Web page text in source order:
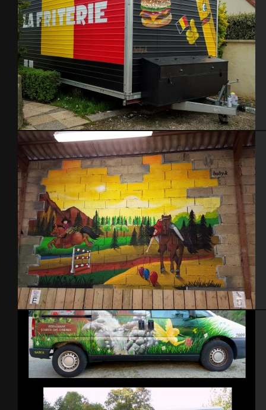
La friterie- Les Pieux
Poney Club